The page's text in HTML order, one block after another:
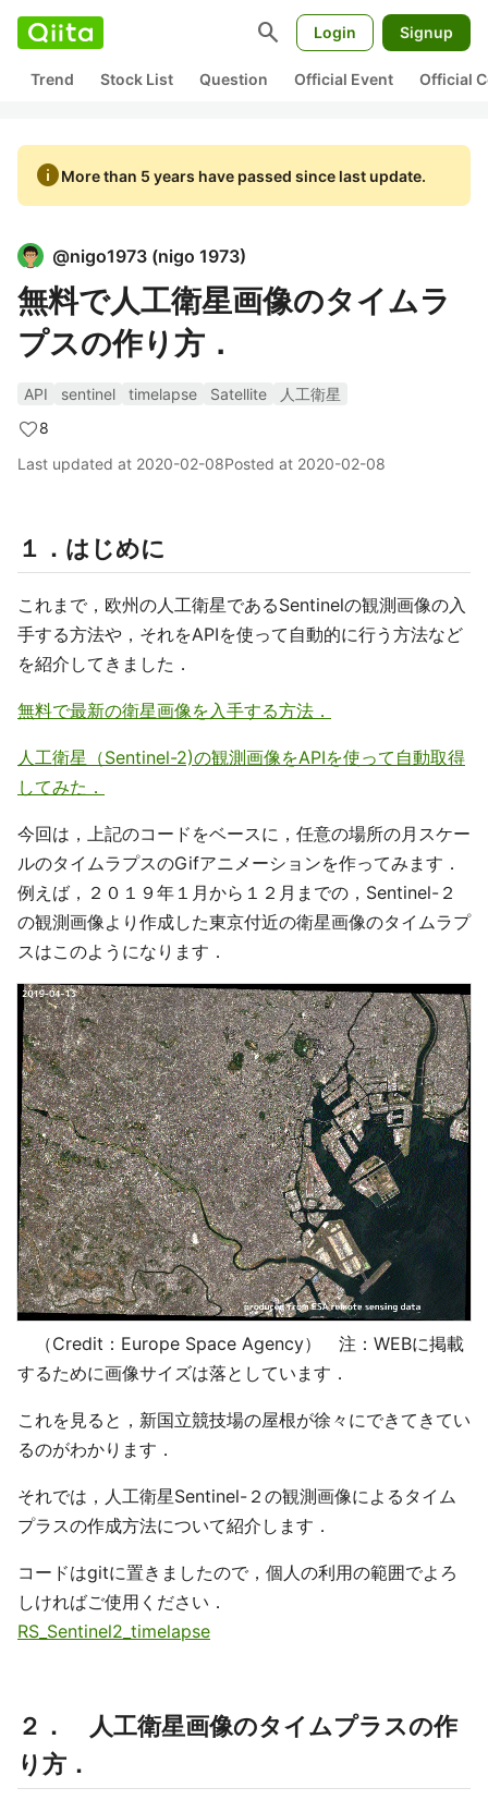
search Login Signup
Trend Stock List Question Official Event Official
infoMore than 5 years have passed since last update.
@nigo1973 (nigo 1973)
無料で人工衛星画像のタイムラ
プスの作り方．
API sentinel timelapse Satellite
人工衛星
8
Last updated at 2020-02-08Posted at 2020-02-08
１．はじめに
これまで，欧州の人工衛星であるSentinelの観測画像の入
手する方法や，それをAPIを使って自動的に行う方法など
を紹介してきました．
無料で最新の衛星画像を入手する方法．
人工衛星（Sentinel-2)の観測画像をAPIを使って自動取得
してみた．
今回は，上記のコードをベースに，任意の場所の月スケー
ルのタイムラプスのGifアニメーションを作ってみます．
例えば，２０１９年１月から１２月までの，Sentinel-２
の観測画像より作成した東京付近の衛星画像のタイムラプ
スはこのようになります．
（Credit：Europe Space Agency） 注：WEBに掲載
するために画像サイズは落としています．
これを見ると，新国立競技場の屋根が徐々にできてきてい
るのがわかります．
それでは，人工衛星Sentinel-２の観測画像によるタイム
プラスの作成方法について紹介します．
コードはgitに置きましたので，個人の利用の範囲でよろ
しければご使用ください．
RS_Sentinel2_timelapse
２． 人工衛星画像のタイムプラスの作
り方．